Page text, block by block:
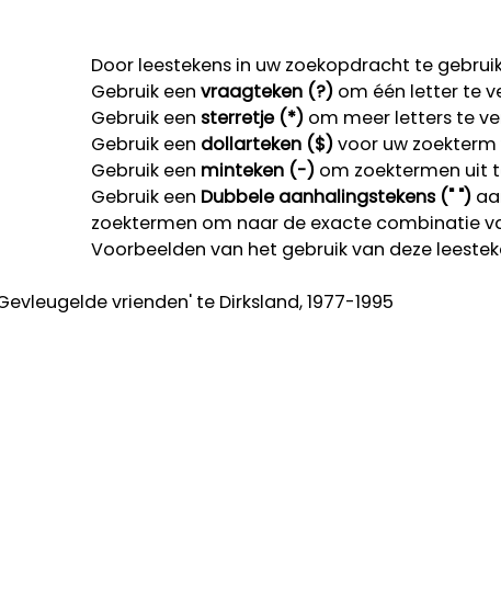
Door leestekens in uw zoekopdracht te
Gebruik een vraagteken (?) om één letter te
Gebruik een sterretje (*) om meer letters te
Gebruik een dollarteken ($)voor uw
Gebruik een minteken (-) om zoektermen uit
Gebruik een Dubbele aanhalingstekens (" ")
zoektermen om naar de exacte combinatie
Voorbeelden van het gebruik van deze
vrienden' te Dirksland, 1977-1995